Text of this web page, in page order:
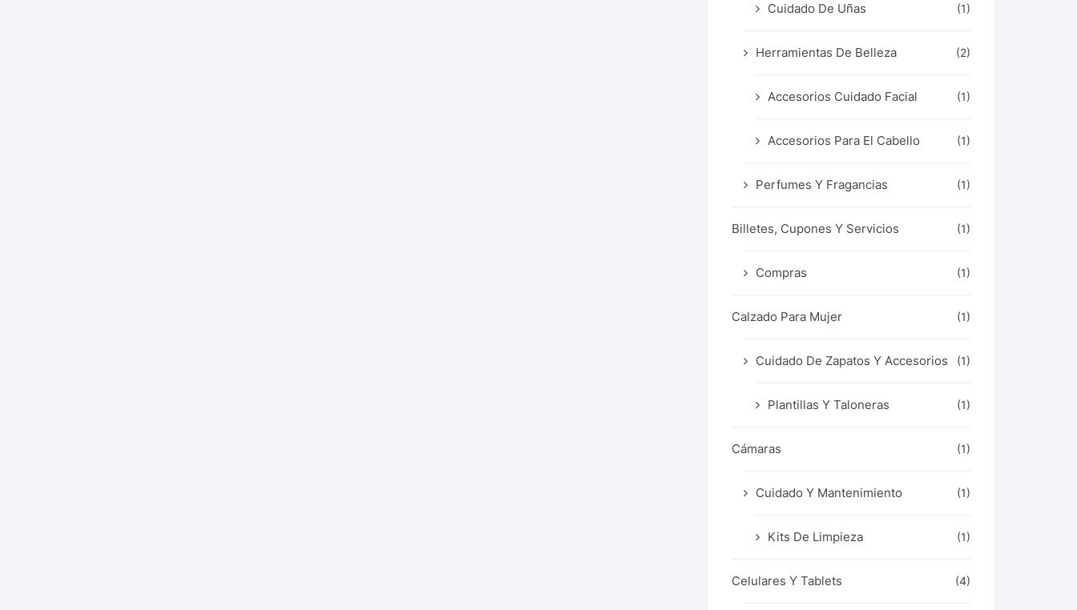
Cuidado De Uñas (1)
Herramientas De Belleza (2)
Accesorios Cuidado Facial (1)
Accesorios Para El Cabello (1)
Perfumes Y Fragancias (1)
Billetes, Cupones Y Servicios (1)
Compras (1)
Calzado Para Mujer (1)
Cuidado De Zapatos Y Accesorios (1)
Plantillas Y Taloneras (1)
Cámaras (1)
Cuidado Y Mantenimiento (1)
Kits De Limpieza (1)
Celulares Y Tablets (4)